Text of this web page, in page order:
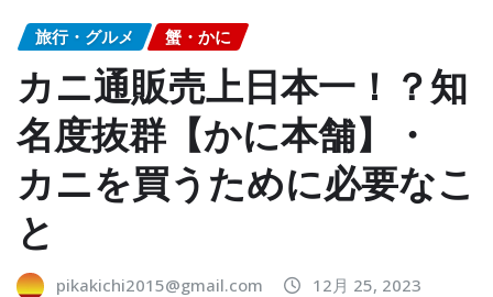
旅行・グルメ 蟹・かに
カニ通販売上日本一！？知
名度抜群【かに本舗】・
カニを買うために必要なこ
と
pikakichi2015@gmail.com
12月 25, 2023